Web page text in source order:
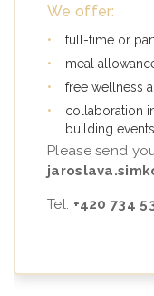
We offer:
•
full-time or
•
meal
•
free wellness
•
collaboration
building
Please send
Tel: +420 734